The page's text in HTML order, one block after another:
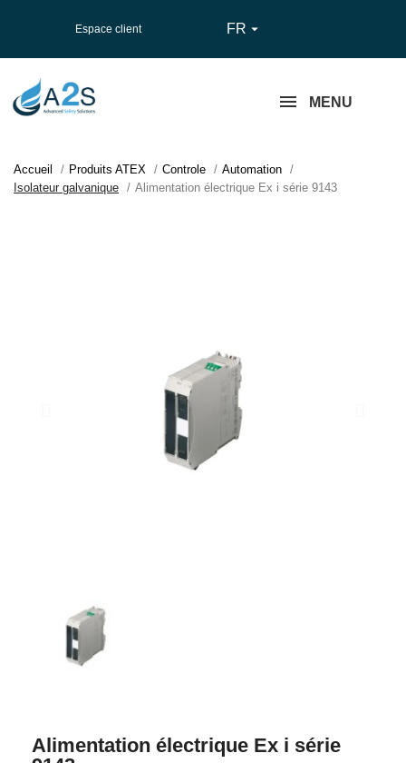
Espace client FR 
MENU
Accueil Produits ATEX Controle
Automation
Isolateur galvanique
Alimentation électrique Ex i série 9143
Alimentation électrique Ex i série